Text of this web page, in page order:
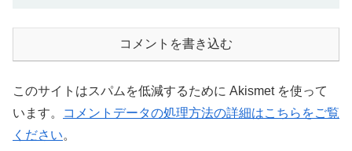
コメントを書き込む
このサイトはスパムを低減するために Akismet を使って
います。
コメントデータの処理方法の詳細はこちらをご覧
ください。